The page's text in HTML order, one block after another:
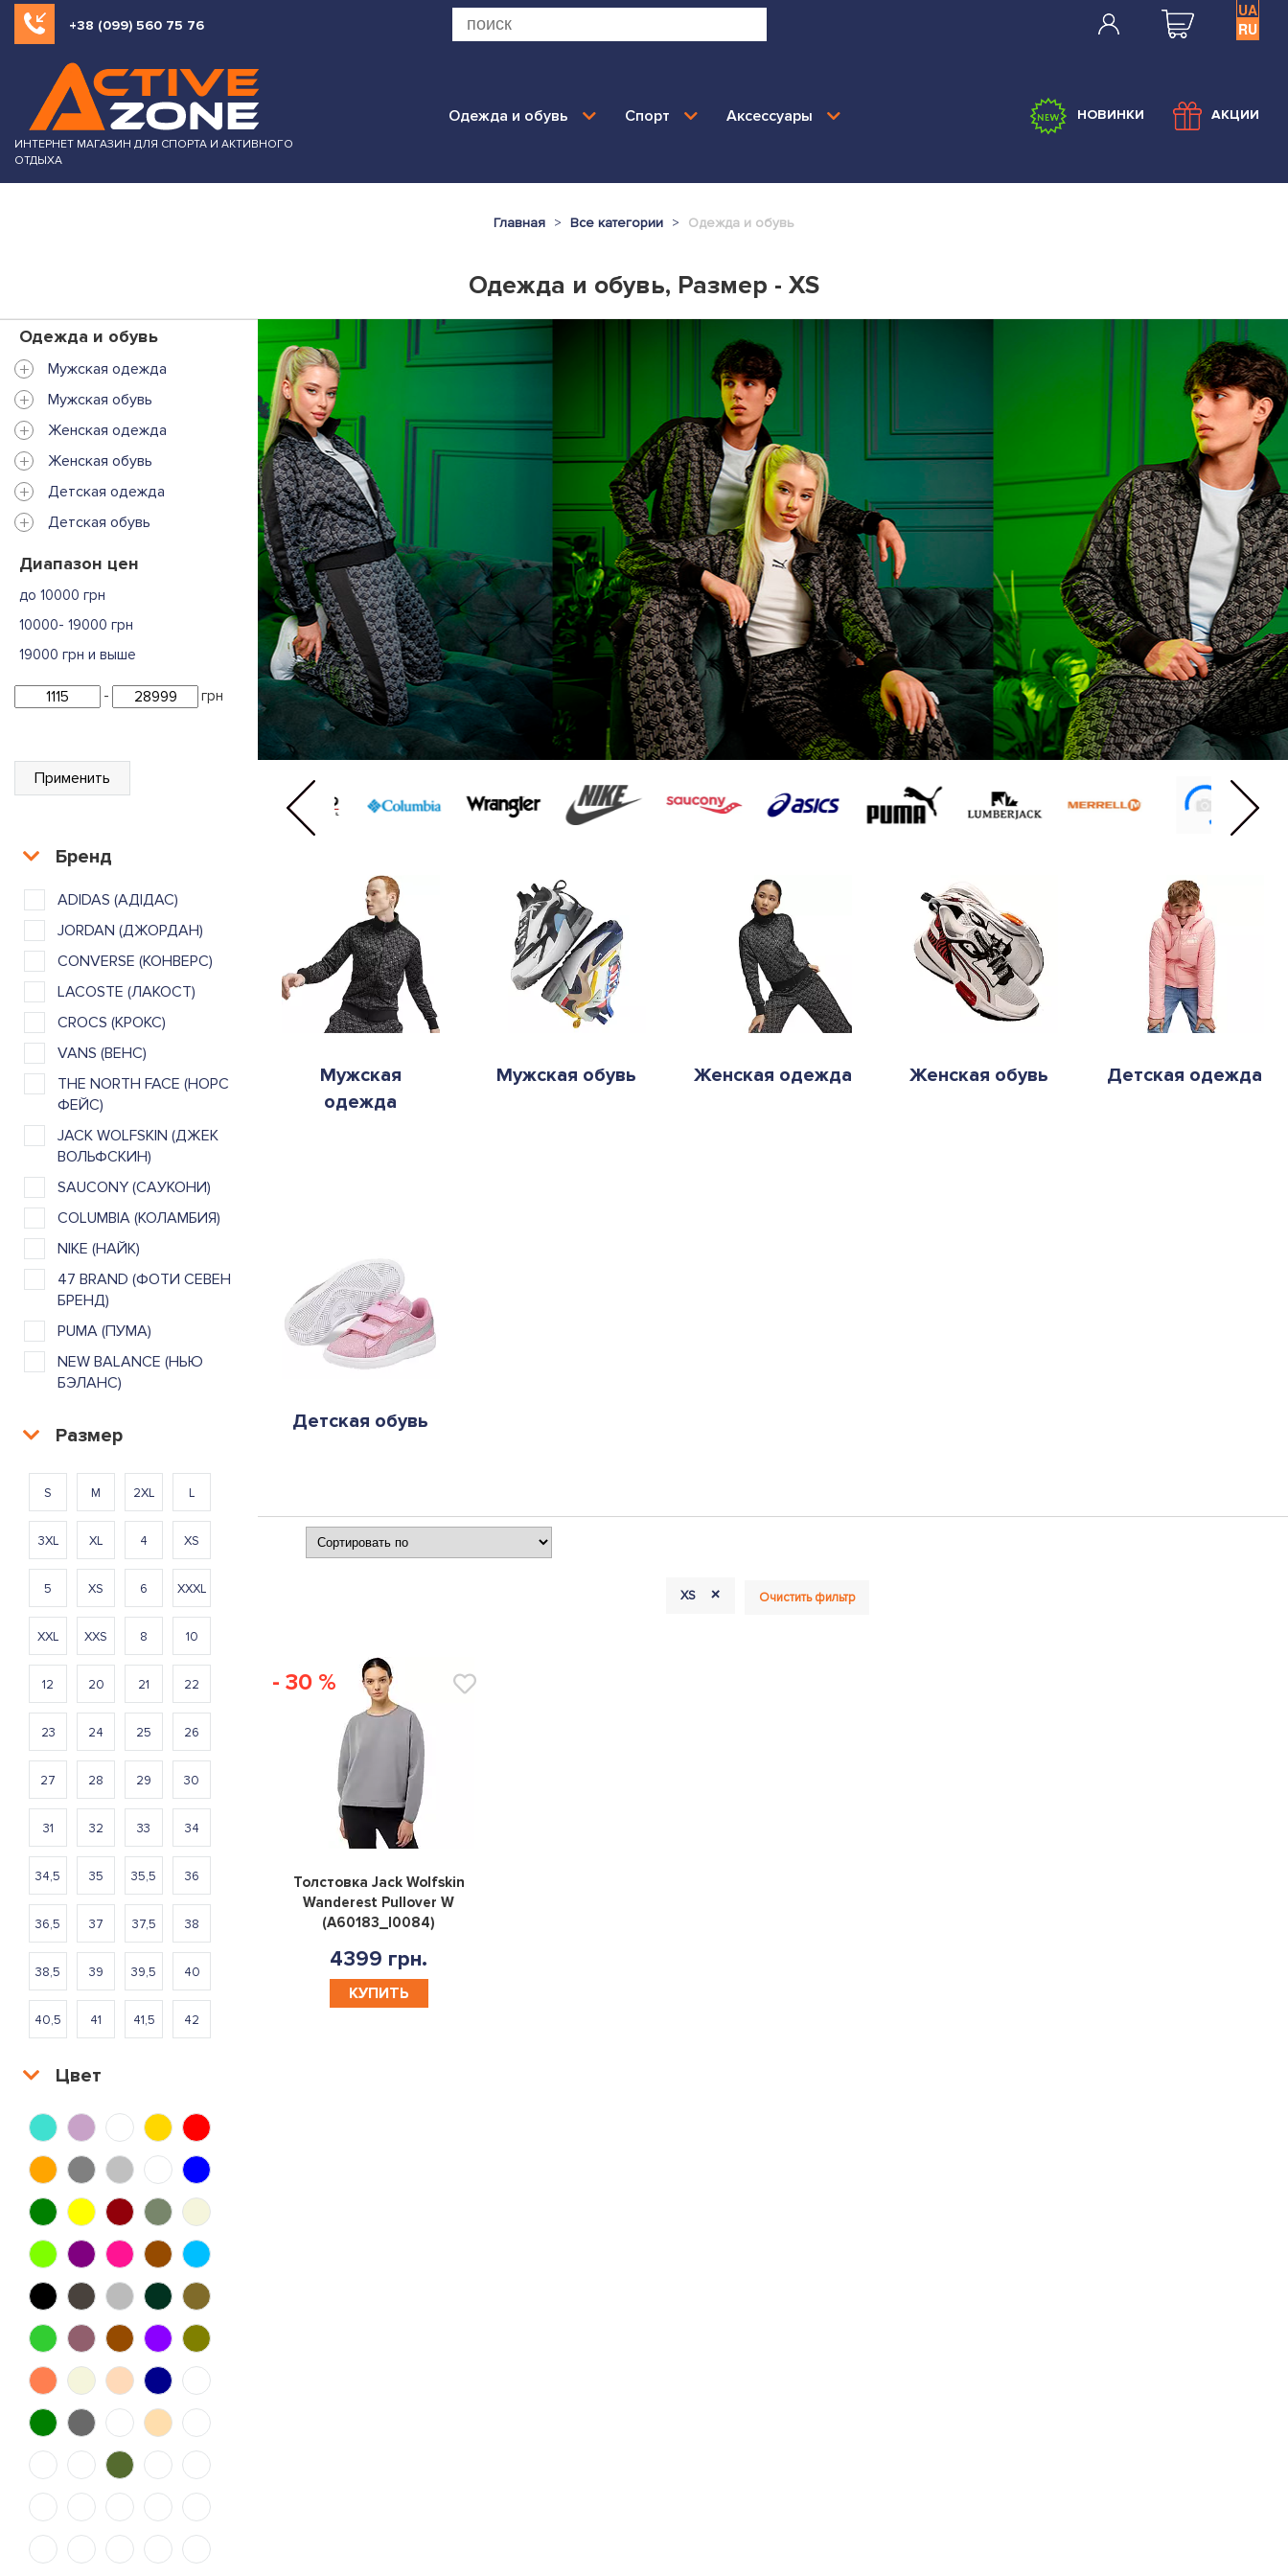
+38 (099) 560 75 76
UA
RU
ИНТЕРНЕТ МАГАЗИН ДЛЯ СПОРТА И АКТИВНОГО
ОТДЫХА
Одежда и обувь Спорт Аксессуары НОВИНКИ АКЦИИ
Главная Все категории Одежда и обувь
Одежда и обувь, Размер - XS
Одежда и обувь
+ Мужская одежда
+ Мужская обувь
+ Женская одежда
+ Женская обувь
+ Детская одежда
+ Детская обувь
Диапазон цен
до 10000 грн
10000- 19000 грн
19000 грн и выше
- грн
Применить
Бренд
ADIDAS (АДІДАС)
JORDAN (ДЖОРДАН)
CONVERSE (КОНВЕРС)
LACOSTE (ЛАКОСТ)
CROCS (КРОКС)
VANS (ВЕНС)
THE NORTH FACE (НОРС
ФЕЙС)
JACK WOLFSKIN (ДЖЕК
ВОЛЬФСКИН)
SAUCONY (САУКОНИ)
COLUMBIA (КОЛАМБИЯ)
NIKE (НАЙК)
47 BRAND (ФОТИ СЕВЕН
БРЕНД)
PUMA (ПУМА)
NEW BALANCE (НЬЮ
БЭЛАНС)
Размер
S M 2XL L
3XL XL 4 XS
5 XS 6 XXXL
XXL XXS 8 10
12 20 21 22
23 24 25 26
27 28 29 30
31 32 33 34
34,5 35 35,5 36
36,5 37 37,5 38
38,5 39 39,5 40
40,5 41 41,5 42
42,5
44,5 45 46 46,5
47 48 50 52
54 56 58 140
74 80 86 92
98 104 110 116
128 152 164 176
8.5 10.5 7.5 X
43.5 44.5 38.5 40.5
46.5 37.5 40/34 42.5
Цвет
Мужская
одежда
Мужская обувь Женская одежда Женская обувь Детская одежда
Детская обувь
XS + Очистить фильтр
- 30 %
0
Толстовка Jack Wolfskin
Wanderest Pullover W
(A60183_I0084)
4399 грн.
КУПИТЬ